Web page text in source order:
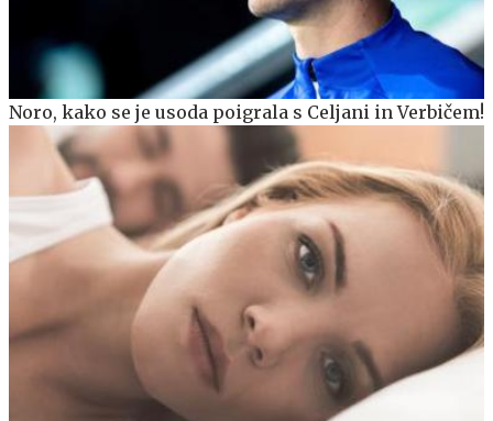
Noro, kako se je usoda poigrala s Celjani in Verbičem!